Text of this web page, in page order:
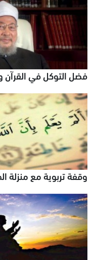
فضل التوكل في القرآن
وقفة تربوية مع منزلة